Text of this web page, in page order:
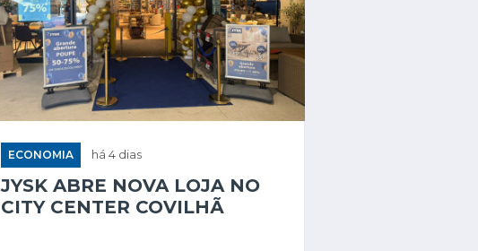
ECONOMIA há 4 dias
JYSK ABRE NOVA LOJA NO
CITY CENTER COVILHÃ